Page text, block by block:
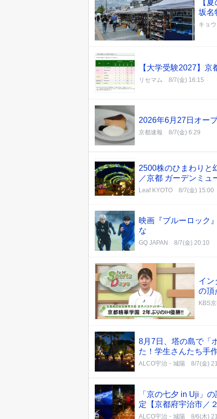
【
坂名
キョ
【大学受験2027】
リセマム 8/7(金) 16:15
2026年6月27日オー
京都速報 8/7(金) 6:29
2500株のひまわりと
／京都 ガーデンミュ
Leaf KYOTO 8/7(金) 15:00
映画『ブルーロック
な
GQ JAPAN 8/7(金) 20:10
イン
の頂
KBS
8月7日、塔の島で「
た！学生さんたち手
ALCO宇治・城陽 8/7(金)
「京の七夕 in Uji」
定【京都府宇治市／
ALCO宇治・城陽 8/6(木)